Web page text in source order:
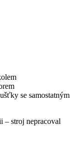
se samostatným
– stroj nepracoval